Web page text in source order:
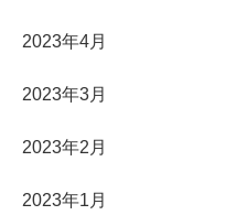
2023年4月
2023年3月
2023年2月
2023年1月